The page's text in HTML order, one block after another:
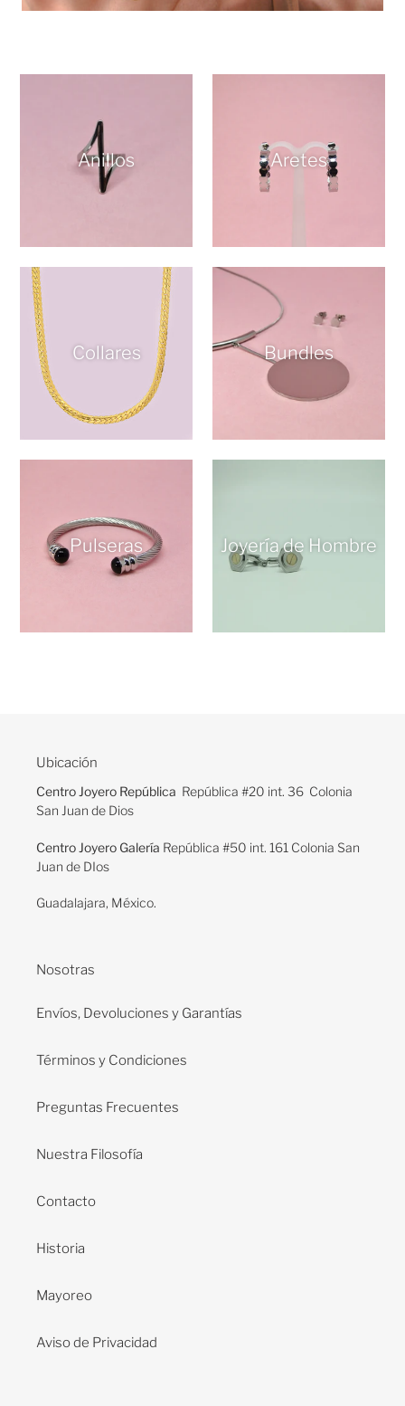
Anillos Aretes
Collares Bundles
Pulseras Joyería de Hombre
Ubicación
Centro Joyero República República #20 int. 36 Colonia
San Juan de Dios
Centro Joyero Galería República #50 int. 161 Colonia San
Juan de DIos
Guadalajara, México.
Nosotras
Envíos, Devoluciones y Garantías
Términos y Condiciones
Preguntas Frecuentes
Nuestra Filosofía
Contacto
Historia
Mayoreo
Aviso de Privacidad